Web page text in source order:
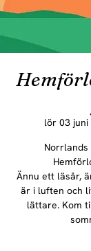
lör 03 juni
Ännu ett läsår,
är i luften och
lättare. Kom